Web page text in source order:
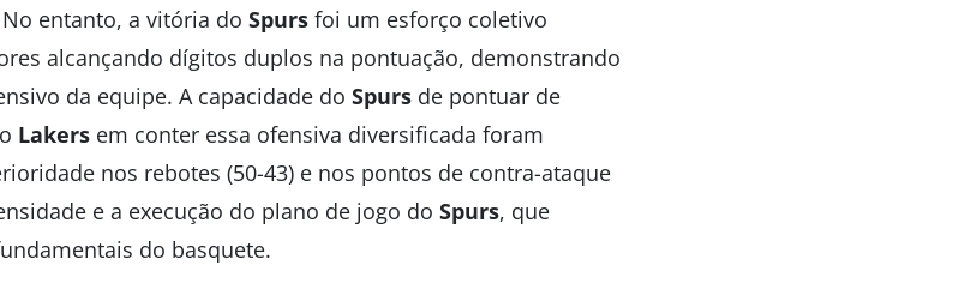
entanto, a vitória do Spurs foi um esforço coletivo
alcançando dígitos duplos na pontuação, demonstrando
da equipe. A capacidade do Spurs de pontuar de
Lakers em conter essa ofensiva diversificada foram
nos rebotes (50-43) e nos pontos de contra-ataque
e a execução do plano de jogo do Spurs, que
do basquete.